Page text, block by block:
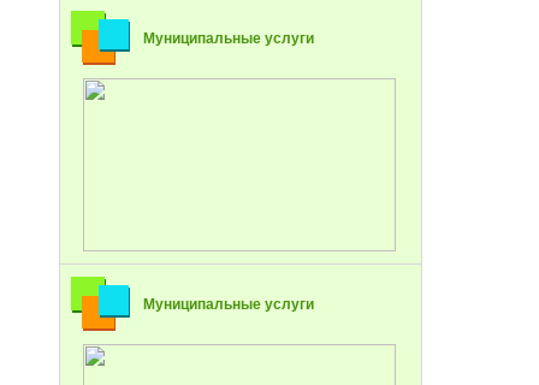
Муниципальные услуги
Муниципальные услуги